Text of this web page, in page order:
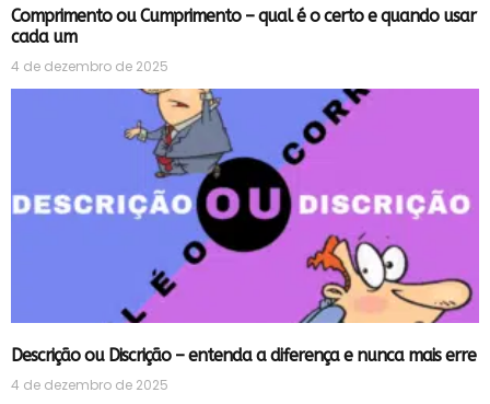
Comprimento ou Cumprimento – qual é o certo e quando usar
cada um
4 de dezembro de 2025
Descrição ou Discrição – entenda a diferença e nunca mais erre
4 de dezembro de 2025